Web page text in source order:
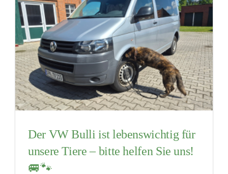
Der VW Bulli ist lebenswichtig für
unsere Tiere – bitte helfen Sie uns!
🚐🐾